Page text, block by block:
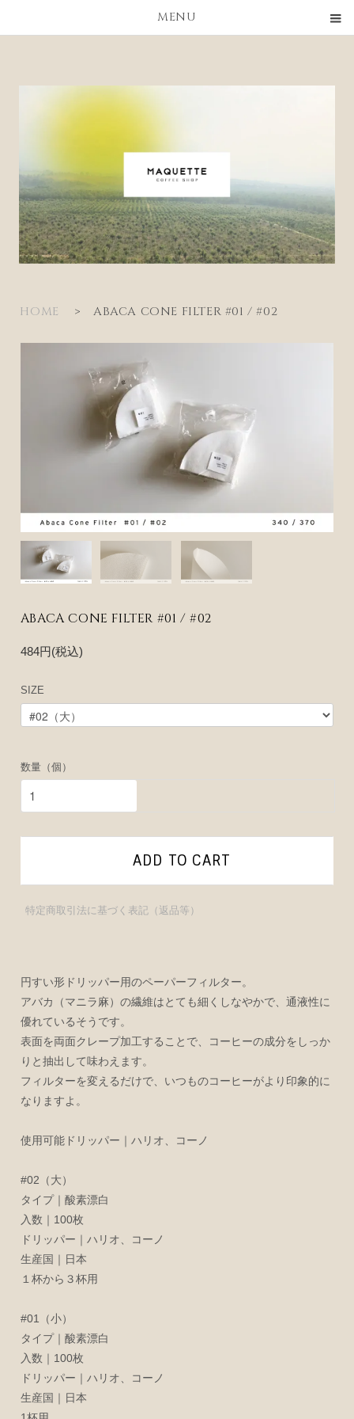
MENU
HOME > ABACA CONE FILTER #01 / #02
ABACA CONE FILTER #01 / #02
484円(税込)
SIZE
数量（個）
ADD TO CART
特定商取引法に基づく表記（返品等）
円すい形ドリッパー用のペーパーフィルター。
アバカ（マニラ麻）の繊維はとても細くしなやかで、通液性に
優れているそうです。
表面を両面クレープ加工することで、コーヒーの成分をしっか
りと抽出して味わえます。
フィルターを変えるだけで、いつものコーヒーがより印象的に
なりますよ。
使用可能ドリッパー｜ハリオ、コーノ
#02（大）
タイプ｜酸素漂白
入数｜100枚
ドリッパー｜ハリオ、コーノ
生産国｜日本
１杯から３杯用
#01（小）
タイプ｜酸素漂白
入数｜100枚
ドリッパー｜ハリオ、コーノ
生産国｜日本